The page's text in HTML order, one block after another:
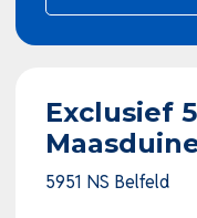
Exclusief
5951 NS Belfeld